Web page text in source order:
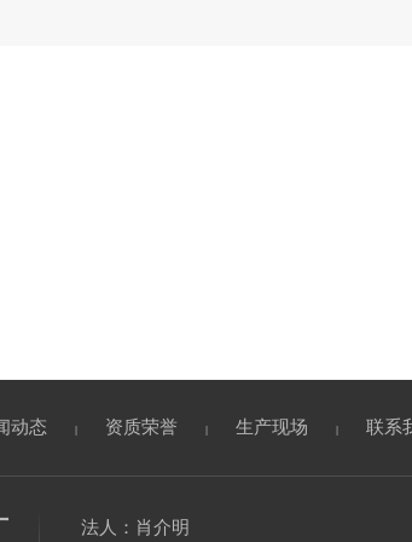
动态 资质荣誉 生产现场 联系
法人：肖介明